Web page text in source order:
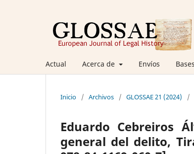
Actual Acerca de Envíos
Inicio / Archivos / GLOSSAE 21 (2024) /
Eduardo Cebreiros
general del delito,